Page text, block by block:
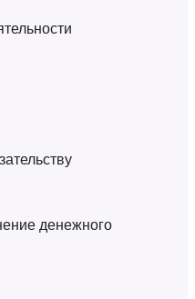
денежного